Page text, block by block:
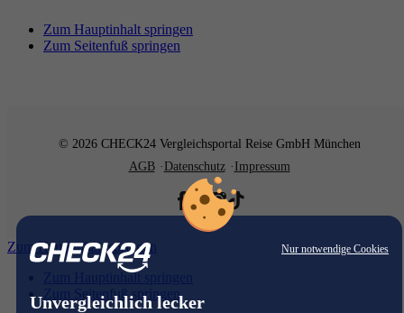
Nur notwendige Cookies
Unvergleichlich lecker
Zum Hauptinhalt springen
Zum Seitenfuß springen
© 2026 CHECK24 Vergleichsportal Reise GmbH München
AGB
Datenschutz Impressum
Zum Hauptinhalt springen
Zum Hauptinhalt springen
Zum Seitenfuß springen